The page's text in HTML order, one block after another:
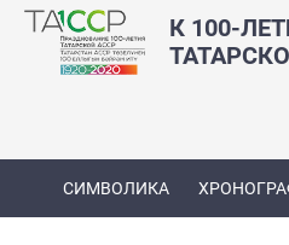
К 100-
СИМВОЛИКА